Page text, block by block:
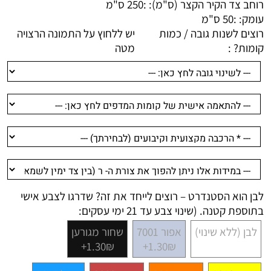
רוחב צד הקיר הקצר (ס"מ): :250 ס"מ
עומק: :50 ס"מ
רוצים לשנות גובה / כמות
קומות? :
יש ללחוץ על התמונה הרצויה
מטה
לבן הוא הסטנדרט – רוצים לייחד את זה? שדרגו לצבע אישי
בתוספת קטנה. (שינוי צבע עד 21 ימי עסקים:
לבן (ללא שינוי)
אפור 7001
1.30₪+
שחור מגורען
1.30₪+